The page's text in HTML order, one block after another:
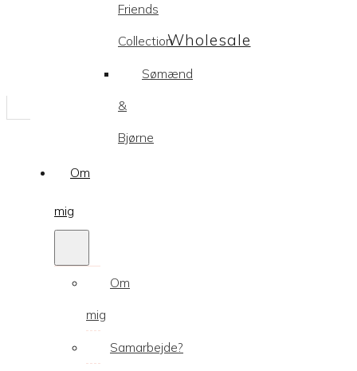
Friends
Collection
Sømænd
&
Bjørne
Om
mig
Om
mig
Samarbejde?
Wholesale